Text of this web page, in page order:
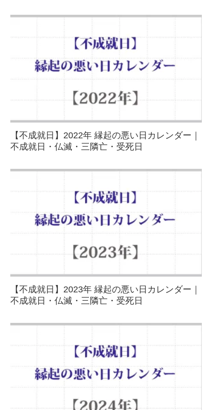
【不成就日】2022年 縁起の悪い日カレンダー｜
不成就日・仏滅・三隣亡・受死日
【不成就日】2023年 縁起の悪い日カレンダー｜
不成就日・仏滅・三隣亡・受死日